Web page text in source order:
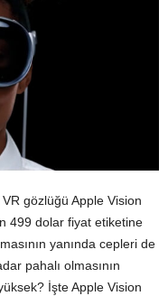
gözlüğü Apple Vision
499 dolar fiyat etiketine
yanında cepleri de
pahalı olmasının
İşte Apple Vision